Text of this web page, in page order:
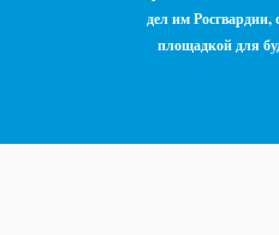
дел им Росгвардии,
площадкой для